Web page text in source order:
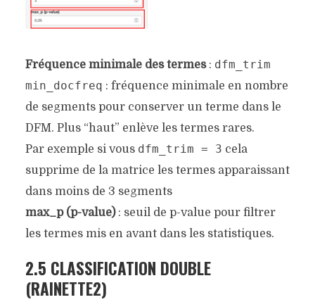
Fréquence minimale des termes: dfm_trim
min_docfreq : fréquence minimale en nombre
de segments pour conserver un terme dans le
DFM. Plus “haut” enlève les termes rares.
Par exemple si vous dfm_trim = 3 cela
supprime de la matrice les termes apparaissant
dans moins de 3 segments
max_p (p-value): seuil de p-value pour filtrer
les termes mis en avant dans les statistiques.
2.5 CLASSIFICATION DOUBLE
(RAINETTE2)